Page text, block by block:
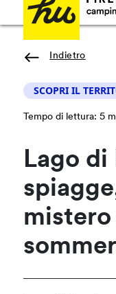
Indietro
SCOPRI IL
Tempo di lettura: 5
Lago di
mistero